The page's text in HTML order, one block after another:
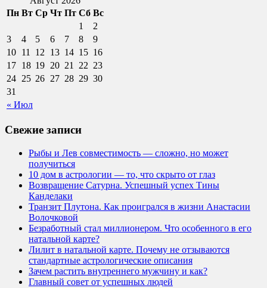
Пн Вт Ср Чт Пт Сб Вс
« Июл
1
2
3
4 5 6 7 8
9
10 11 12 13 14 15 16
17 18 19 20 21 22 23
24 25 26 27 28 29 30
31
Свежие записи
Рыбы и Лев совместимость — сложно, но может
получиться
10 дом в астрологии — то, что скрыто от глаз
Возвращение Сатурна. Успешный успех Тины
Канделаки
Транзит Плутона. Как проигрался в жизни Анастасии
Волочковой
Безработный стал миллионером. Что особенного в его
натальной карте?
Лилит в натальной карте. Почему не отзываются
стандартные астрологические описания
Зачем растить внутреннего мужчину и как?
Главный совет от успешных людей